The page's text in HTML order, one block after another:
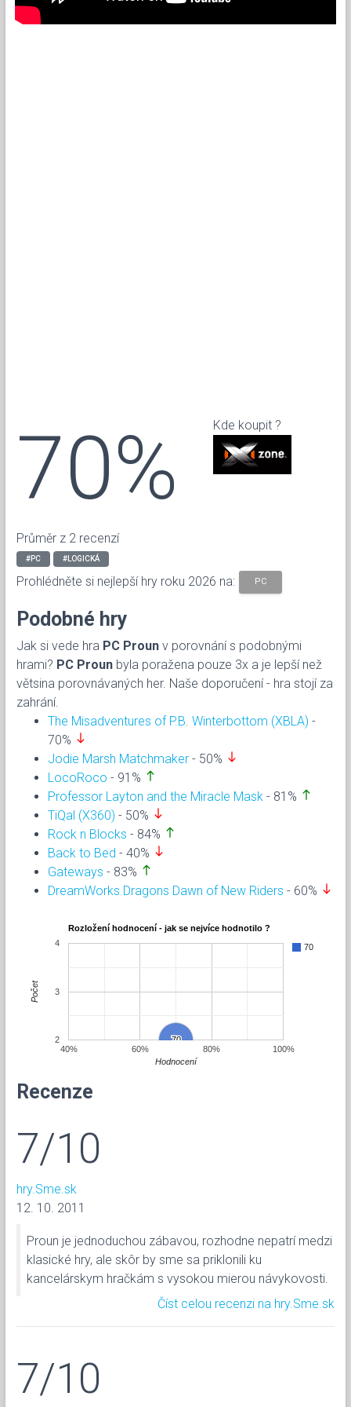
70%
Průměr z 2 recenzí
Kde koupit ?
#PC #LOGICKÁ
Prohlédněte si nejlepší hry roku 2026 na: PC
Podobné hry
Jak si vede hra PC Proun v porovnání s podobnými
hrami? PC Proun byla poražena pouze 3x a je lepší než
větsina porovnávaných her. Naše doporučení - hra stojí za
zahrání.
The Misadventures of P.B. Winterbottom (XBLA) -
70% south
Jodie Marsh Matchmaker - 50% south
LocoRoco - 91% north
Professor Layton and the Miracle Mask - 81% north
TiQal (X360) - 50% south
Rock n Blocks - 84% north
Back to Bed - 40% south
Gateways - 83% north
DreamWorks Dragons Dawn of New Riders - 60% south
Rozložení hodnocení - jak se nejvíce hodnotilo ?
70
70
70
40%
60% 80% 100%
2
3
4
Hodnocení
Počet
Recenze
7/10
hry.Sme.sk
12. 10. 2011
Proun je jednoduchou zábavou, rozhodne nepatrí medzi
klasické hry, ale skôr by sme sa priklonili ku
kancelárskym hračkám s vysokou mierou návykovosti.
Číst celou recenzi na hry.Sme.sk
7/10